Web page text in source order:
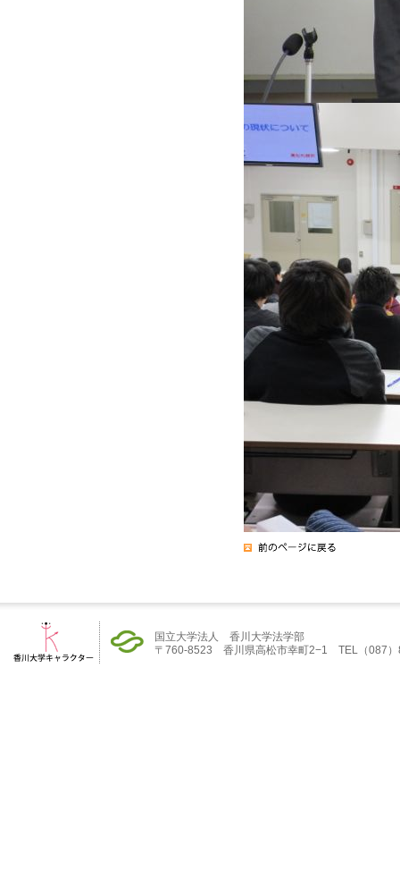
国立大学法人 香川大学法学部
〒760-8523 香川県高松市幸町2−1 TEL（087）